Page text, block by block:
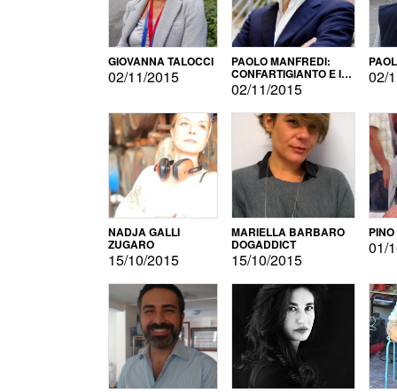
GIOVANNA TALOCCI
02/11/2015
PAOLO MANFREDI:
CONFARTIGIANTO E IL
SONDAGGIO
02/11/2015
02/
NADJA GALLI
ZUGARO
15/10/2015
MARIELLA BARBARO
DOGADDICT
15/10/2015
01/